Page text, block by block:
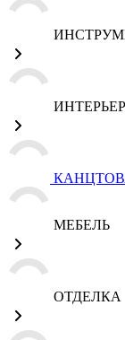
ИНТЕРЬЕР
МЕБЕЛЬ
ОТДЕЛКА